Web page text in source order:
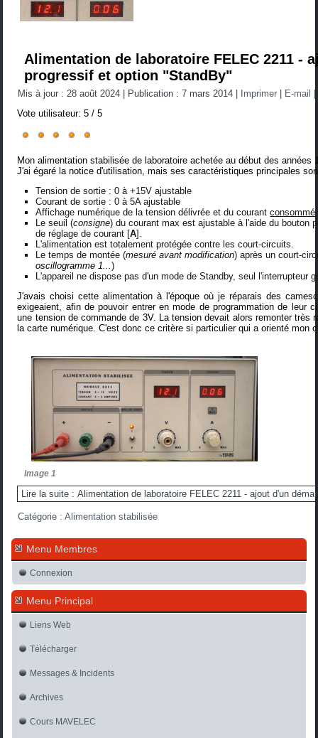
Alimentation de laboratoire FELEC 2211 -
progressif et option "StandBy"
Mis à jour : 28 août 2024 Publication : 7 mars 2014 Imprimer E-mail
Vote utilisateur:5 /5
Mon alimentation stabilisée de laboratoire achetée au début des années
J'ai égaré la notice d'utilisation, mais ses caractéristiques principales
Tension de sortie : 0 à +15V ajustable
Courant de sortie : 0 à 5A ajustable
Affichage numérique de la tension délivrée et du courantconsommé
Le seuil (consigne) du courant max est ajustable à l'aide du bouton
de réglage de courant [A].
L'alimentation est totalement protégée contre les court-circuits.
Le temps de montée (mesuré avant modification) après un court-
oscillogramme 1 ...)
L'appareil ne dispose pas d'un mode de Standby, seul l'interrupteur
J'avais choisi cette alimentation à l'époque où je réparais des
exigeaient, afin de pouvoir entrer en mode de programmation de leur
une tension de commande de 3V. La tension devait alors remonter très
la carte numérique. C'est donc ce critère si particulier qui a orienté mon
Image 1
Lire la suite : Alimentation de laboratoire FELEC 2211 - ajout d'un
Catégorie :Alimentation stabilisée
Menu Membres
Connexion
Menu Principal
Liens Web
Télécharger
Messages & Incidents
Archives
Cours MAVELEC